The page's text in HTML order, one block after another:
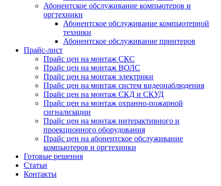
Абонентское обслуживание компьютеров и
оргтехники
Абонентское обслуживание компьютерной
техники
Абонентское обслуживание принтеров
Прайс-лист
Прайс цен на монтаж СКС
Прайс цен на монтаж ВОЛС
Прайс цен на монтаж электрики
Прайс цен на монтаж систем видеонаблюдения
Прайс цен на монтаж СКД и СКУД
Прайс цен на монтаж охранно-пожарной
сигнализации
Прайс цен на монтаж интерактивного и
проекционного оборудования
Прайс цен на абонентское обслуживание
компьютеров и оргтехники
Готовые решения
Статьи
Контакты